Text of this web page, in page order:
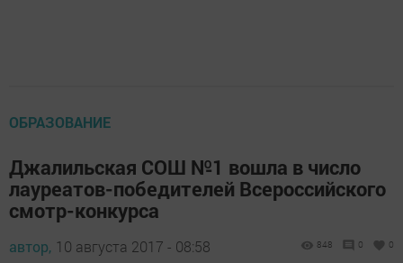
ОБРАЗОВАНИЕ
Джалильская СОШ №1 вошла в число
лауреатов-победителей Всероссийского
смотр-конкурса
автор, 10 августа 2017 - 08:58 848 0 0